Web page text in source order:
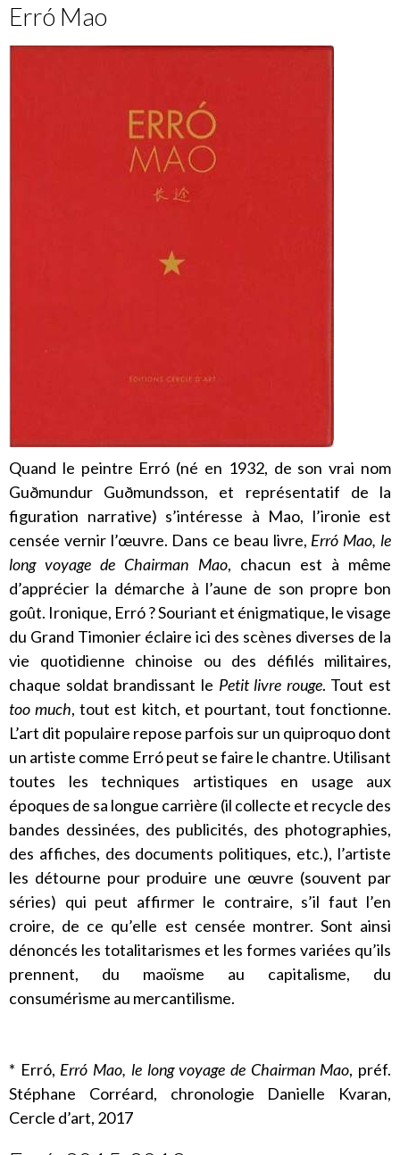
Erró Mao
Quand le peintre Erró (né en 1932, de son vrai nom
Guðmundur Guðmundsson, et représentatif de la
figuration narrative) s’intéresse à Mao, l’ironie est
censée vernir l’œuvre. Dans ce beau livre, Erró Mao, le
long voyage de Chairman Mao, chacun est à même
d’apprécier la démarche à l’aune de son propre bon
goût. Ironique, Erró ? Souriant et énigmatique, le visage
du Grand Timonier éclaire ici des scènes diverses de la
vie quotidienne chinoise ou des défilés militaires,
chaque soldat brandissant le Petit livre rouge. Tout est
too much, tout est kitch, et pourtant, tout fonctionne.
L’art dit populaire repose parfois sur un quiproquo dont
un artiste comme Erró peut se faire le chantre. Utilisant
toutes les techniques artistiques en usage aux
époques de sa longue carrière (il collecte et recycle des
bandes dessinées, des publicités, des photographies,
des affiches, des documents politiques, etc.), l’artiste
les détourne pour produire une œuvre (souvent par
séries) qui peut affirmer le contraire, s’il faut l’en
croire, de ce qu’elle est censée montrer. Sont ainsi
dénoncés les totalitarismes et les formes variées qu’ils
prennent, du maoïsme au capitalisme, du
consumérisme au mercantilisme.
* Erró, Erró Mao, le long voyage de Chairman Mao, préf.
Stéphane Corréard, chronologie Danielle Kvaran,
Cercle d’art, 2017